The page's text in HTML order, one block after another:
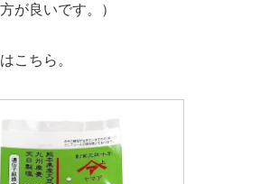
が良いです。）
こちら。